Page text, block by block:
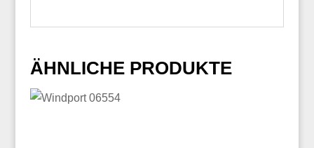
ÄHNLICHE PRODUKTE